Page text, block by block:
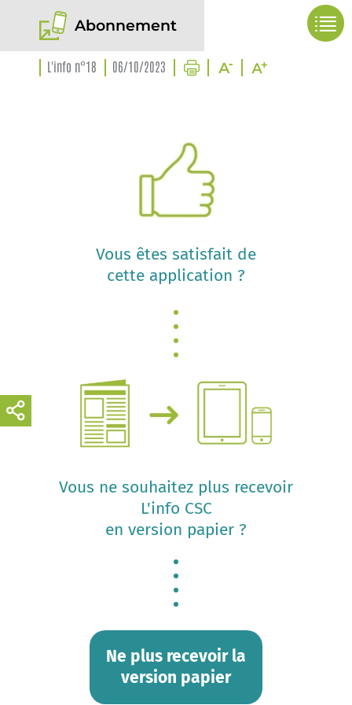
Abonnement
L'info n°18 06/10/2023
Vous êtes satisfait de
cette application ?
Vous ne souhaitez plus recevoir
L'info CSC
en version papier ?
Ne plus recevoir la
version papier